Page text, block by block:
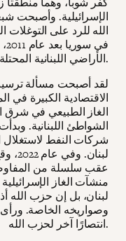
الإسرائيلية. وأصبحت
الله للرد على التوغلات
الأراضي اللبنانية المحتلة.
لقد أصبحت مسألة
الغاز الطبيعي في شرق
الشواطئ اللبنانية.
شركات النفط لاستغلال
عقب سلسلة من
منشآت الغاز
لبنان، بل إن حزب الله
وصواريخه الخاصة. ورأى
انتصارًا آخر لحزب الله.